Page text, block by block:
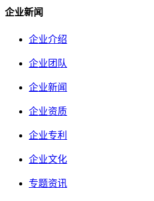
企业新闻
企业介绍
企业团队
企业新闻
企业资质
企业专利
企业文化
专题资讯